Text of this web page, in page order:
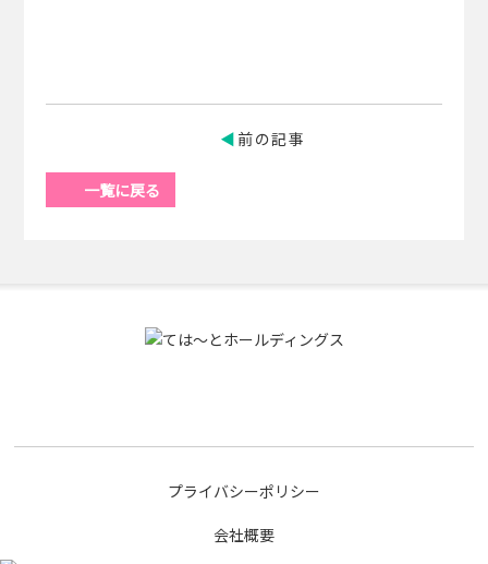
前の記事
一覧に戻る
プライバシーポリシー
会社概要